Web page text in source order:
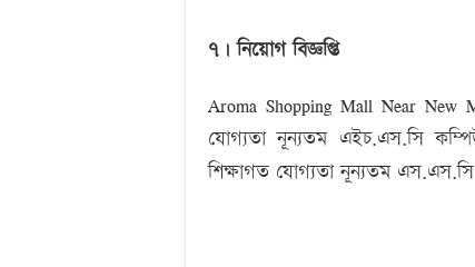
৭। নিয়োগ বিজ্ঞপ্তি
Aroma Shopping Mall Near
যোগ্যতা নূন্যতম এইচ.এস.সি
শিক্ষাগত যোগ্যতা নূন্যতম